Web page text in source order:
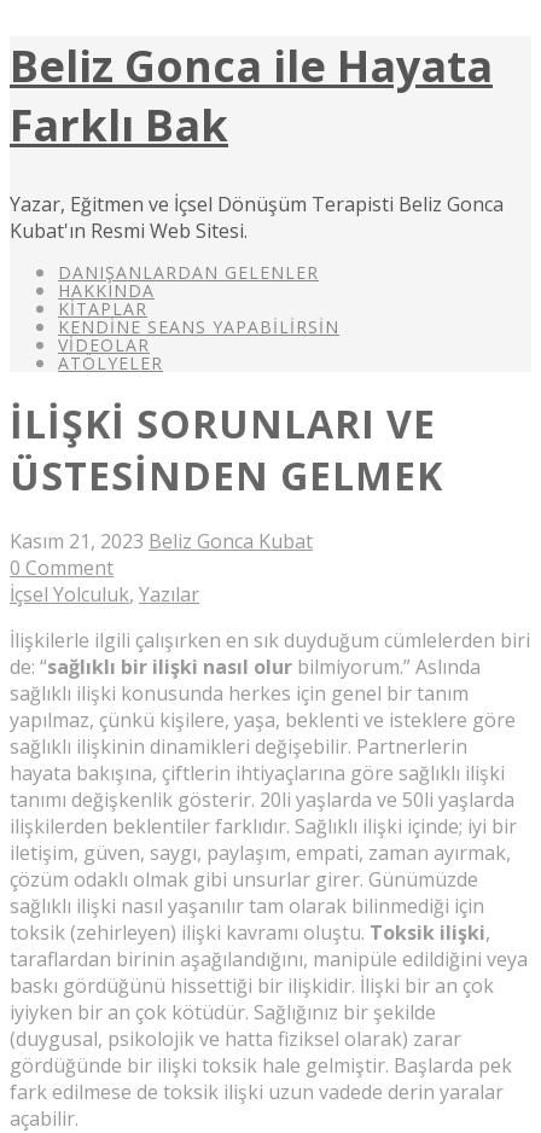
Beliz Gonca ile Hayata
Farklı Bak
Yazar, Eğitmen ve İçsel Dönüşüm Terapisti Beliz Gonca
Kubat'ın Resmi Web Sitesi.
DANIŞANLARDAN GELENLER
HAKKINDA
KITAPLAR
KENDINE SEANS YAPABILIRSIN
VIDEOLAR
ATÖLYELER
İLIŞKI SORUNLARI VE
ÜSTESINDEN GELMEK
Kasım 21, 2023 Beliz Gonca Kubat
0 Comment
İçsel Yolculuk, Yazılar
İlişkilerle ilgili çalışırken en sık duyduğum cümlelerden biri
de: “sağlıklı bir ilişki nasıl olur bilmiyorum.” Aslında
sağlıklı ilişki konusunda herkes için genel bir tanım
yapılmaz, çünkü kişilere, yaşa, beklenti ve isteklere göre
sağlıklı ilişkinin dinamikleri değişebilir. Partnerlerin
hayata bakışına, çiftlerin ihtiyaçlarına göre sağlıklı ilişki
tanımı değişkenlik gösterir. 20li yaşlarda ve 50li yaşlarda
ilişkilerden beklentiler farklıdır. Sağlıklı ilişki içinde; iyi bir
iletişim, güven, saygı, paylaşım, empati, zaman ayırmak,
çözüm odaklı olmak gibi unsurlar girer. Günümüzde
sağlıklı ilişki nasıl yaşanılır tam olarak bilinmediği için
toksik (zehirleyen) ilişki kavramı oluştu. Toksik ilişki,
taraflardan birinin aşağılandığını, manipüle edildiğini veya
baskı gördüğünü hissettiği bir ilişkidir. İlişki bir an çok
iyiyken bir an çok kötüdür. Sağlığınız bir şekilde
(duygusal, psikolojik ve hatta fiziksel olarak) zarar
gördüğünde bir ilişki toksik hale gelmiştir. Başlarda pek
fark edilmese de toksik ilişki uzun vadede derin yaralar
açabilir.